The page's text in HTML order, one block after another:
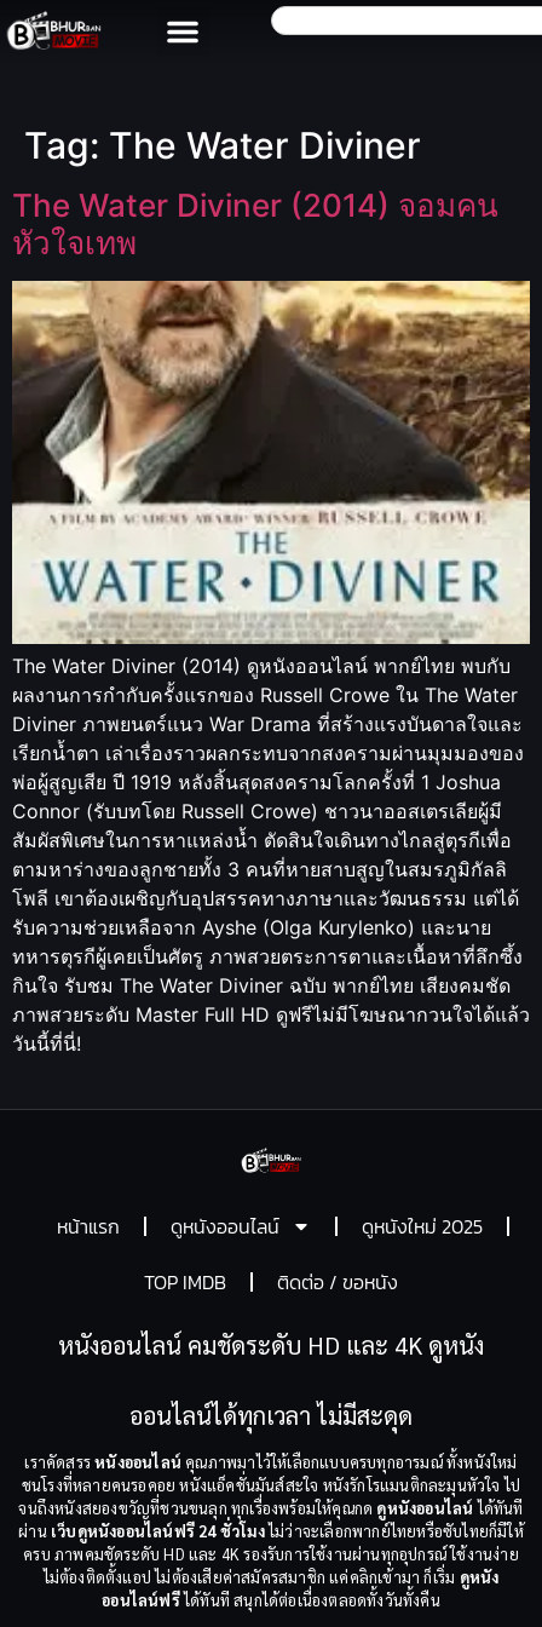
Tag: The Water Diviner
The Water Diviner (2014) จอมคน
หัวใจเทพ
The Water Diviner (2014) ดูหนังออนไลน์ พากย์ไทย พบกับ
ผลงานการกำกับครั้งแรกของ Russell Crowe ใน The Water
Diviner ภาพยนตร์แนว War Drama ที่สร้างแรงบันดาลใจและ
เรียกน้ำตา เล่าเรื่องราวผลกระทบจากสงครามผ่านมุมมองของ
พ่อผู้สูญเสีย ปี 1919 หลังสิ้นสุดสงครามโลกครั้งที่ 1 Joshua
Connor (รับบทโดย Russell Crowe) ชาวนาออสเตรเลียผู้มี
สัมผัสพิเศษในการหาแหล่งน้ำ ตัดสินใจเดินทางไกลสู่ตุรกีเพื่อ
ตามหาร่างของลูกชายทั้ง 3 คนที่หายสาบสูญในสมรภูมิกัลลิ
โพลี เขาต้องเผชิญกับอุปสรรคทางภาษาและวัฒนธรรม แต่ได้
รับความช่วยเหลือจาก Ayshe (Olga Kurylenko) และนาย
ทหารตุรกีผู้เคยเป็นศัตรู ภาพสวยตระการตาและเนื้อหาที่ลึกซึ้ง
กินใจ รับชม The Water Diviner ฉบับ พากย์ไทย เสียงคมชัด
ภาพสวยระดับ Master Full HD ดูฟรีไม่มีโฆษณากวนใจได้แล้ว
วันนี้ที่นี่!
หน้าแรก ดูหนังออนไลน์
ดูหนังใหม่ 2025
TOP IMDB
ติดต่อ / ขอหนัง
หนังออนไลน์ คมชัดระดับ HD และ 4K ดูหนัง
ออนไลน์ได้ทุกเวลา ไม่มีสะดุด
เราคัดสรรหนังออนไลน์ คุณภาพมาไว้ให้เลือกแบบครบทุกอารมณ์ ทั้งหนังใหม่
ชนโรงที่หลายคนรอคอย หนังแอ็คชั่นมันส์สะใจ หนังรักโรแมนติกละมุนหัวใจ ไป
จนถึงหนังสยองขวัญที่ชวนขนลุก ทุกเรื่องพร้อมให้คุณกด ดูหนังออนไลน์ ได้ทันที
ผ่าน เว็บดูหนังออนไลน์ฟรี 24 ชั่วโมงไม่ว่าจะเลือกพากย์ไทยหรือซับไทยก็มีให้
ครบ ภาพคมชัดระดับ HD และ 4K รองรับการใช้งานผ่านทุกอุปกรณ์ ใช้งานง่าย
ไม่ต้องติดตั้งแอป ไม่ต้องเสียค่าสมัครสมาชิก แค่คลิกเข้ามา ก็เริ่ม ดูหนัง
ออนไลน์ฟรีได้ทันที สนุกได้ต่อเนื่องตลอดทั้งวันทั้งคืน